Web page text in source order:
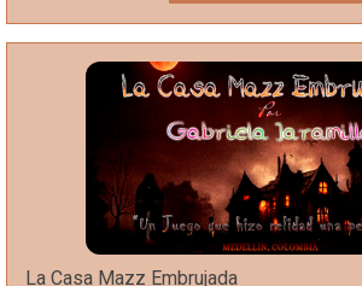
La Casa Mazz Embrujada